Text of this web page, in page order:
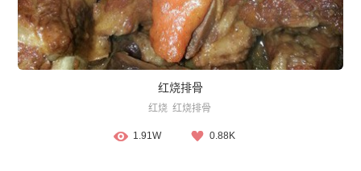
红烧排骨
红烧 红烧排骨
1.91W 0.88K